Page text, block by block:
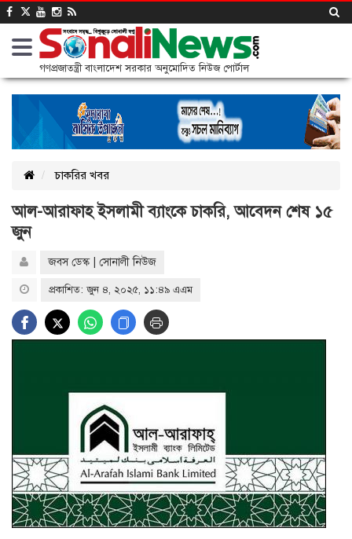
গণপ্রজাতন্ত্রী বাংলাদেশ সরকার অনুমোদিত নিউজ পোর্টাল
চাকরির খবর
আল-আরাফাহ ইসলামী ব্যাংকে চাকরি, আবেদন শেষ ১৫
জুন
জবস ডেস্ক | সোনালী নিউজ
প্রকাশিত: জুন ৪, ২০২৫, ১১:৪৯ এএম